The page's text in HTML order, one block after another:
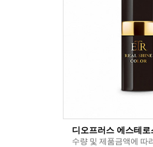
디오프러스 에스테
수량 및 제품금액에 따